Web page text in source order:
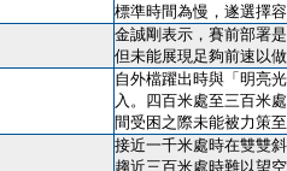
標準時間為慢，遂選擇
金誠剛表示，賽前部署
但未能展現足夠前速以
自外檔躍出時與「明亮
入。四百米處至三百米
間受困之際未能被力策
接近一千米處時在雙雙
趨近三百米處時難以望